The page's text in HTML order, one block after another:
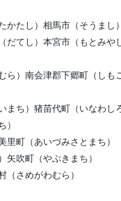
たし）相馬市（そうまし）
てし）本宮市（もとみや
）南会津郡下郷町（しも
ち）猪苗代町（いなわし
）
町（あいづみさとまち）
吹町（やぶきまち）
さめがわむら）